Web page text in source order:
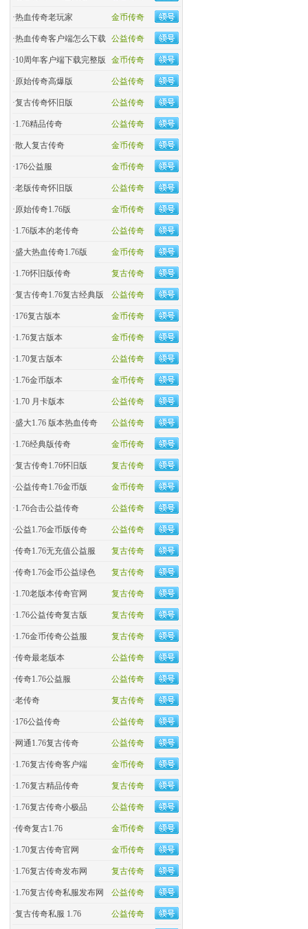
金币传奇
·热血传奇老玩家
公益传奇
·热血传奇客户端怎么下载
金币传奇
·10周年客户端下载完整版
公益传奇
·原始传奇高爆版
公益传奇
·复古传奇怀旧版
公益传奇
·1.76精品传奇
金币传奇
·散人复古传奇
金币传奇
·176公益服
公益传奇
·老版传奇怀旧版
金币传奇
·原始传奇1.76版
公益传奇
·1.76版本的老传奇
金币传奇
·盛大热血传奇1.76版
复古传奇
·1.76怀旧版传奇
公益传奇
·复古传奇1.76复古经典版
金币传奇
·176复古版本
金币传奇
·1.76复古版本
公益传奇
·1.70复古版本
金币传奇
·1.76金币版本
公益传奇
·1.70 月卡版本
公益传奇
·盛大1.76 版本热血传奇
金币传奇
·​1.76经典版传奇
复古传奇
·复古传奇1.76怀旧版
金币传奇
·​公益传奇1.76金币版
公益传奇
·1.76合击公益传奇
公益传奇
·公益1.76金币版传奇
复古传奇
·传奇1.76无充值公益服
复古传奇
·传奇1.76金币公益绿色
复古传奇
·1.70老版本传奇官网
复古传奇
·1.76公益传奇复古版
复古传奇
·​1.76金币传奇公益服
公益传奇
·​传奇最老版本
公益传奇
·传奇1.76公益服
复古传奇
·老传奇
公益传奇
·176公益传奇
公益传奇
· 网通1.76复古传奇
金币传奇
·1.76复古传奇客户端
复古传奇
·1.76复古精品传奇
公益传奇
·1.76复古传奇小极品
金币传奇
·传奇复古1.76
金币传奇
·1.70复古传奇官网
复古传奇
·1.76复古传奇发布网
公益传奇
·1.76复古传奇私服发布网
公益传奇
·复古传奇私服 1.76